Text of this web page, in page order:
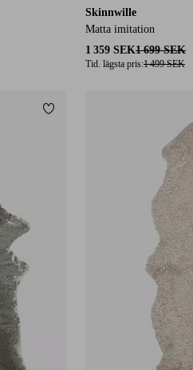
Skinnwille
Matta imitation
1 359 SEK1 699 SEK
Tid. lägsta pris:1 499 SEK
Lägg till i favoriter